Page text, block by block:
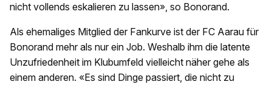
nicht vollends eskalieren zu lassen», so Bonorand.
Als ehemaliges Mitglied der Fankurve ist der FC Aarau für
Bonorand mehr als nur ein Job. Weshalb ihm die latente
Unzufriedenheit im Klubumfeld vielleicht näher gehe als
einem anderen. «Es sind Dinge passiert, die nicht zu